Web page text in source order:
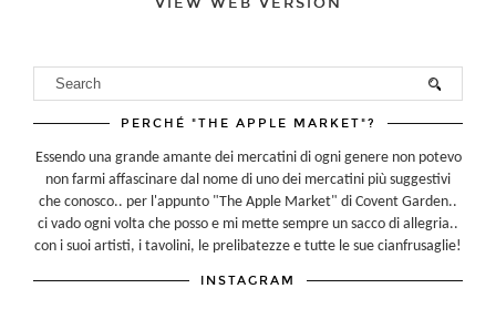
PERCHÉ "THE APPLE MARKET"?
Essendo una grande amante dei mercatini di ogni genere non potevo
non farmi affascinare dal nome di uno dei mercatini più suggestivi
che conosco.. per l'appunto "The Apple Market" di Covent Garden..
ci vado ogni volta che posso e mi mette sempre un sacco di allegria..
con i suoi artisti, i tavolini, le prelibatezze e tutte le sue cianfrusaglie!
INSTAGRAM